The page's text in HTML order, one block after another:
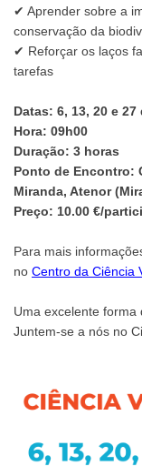
✔ Aprender sobre a
conservação da
✔ Reforçar os laços
tarefas
Datas: 6, 13, 20 e
Hora: 09h00
Duração: 3 horas
Ponto de Encontro:
Miranda, Atenor
Preço: 10.00 €/
Para mais
no Centro da Ciência
Uma excelente
Juntem-se a nós no